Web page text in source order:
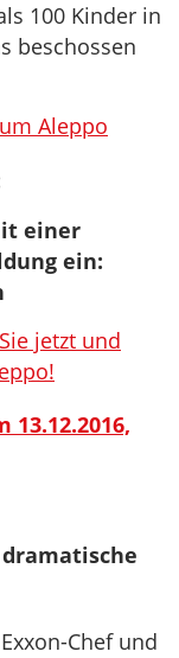
100 Kinder in
beschossen
Aleppo
einer
ein:
jetzt und
13.12.2016,
Chef und